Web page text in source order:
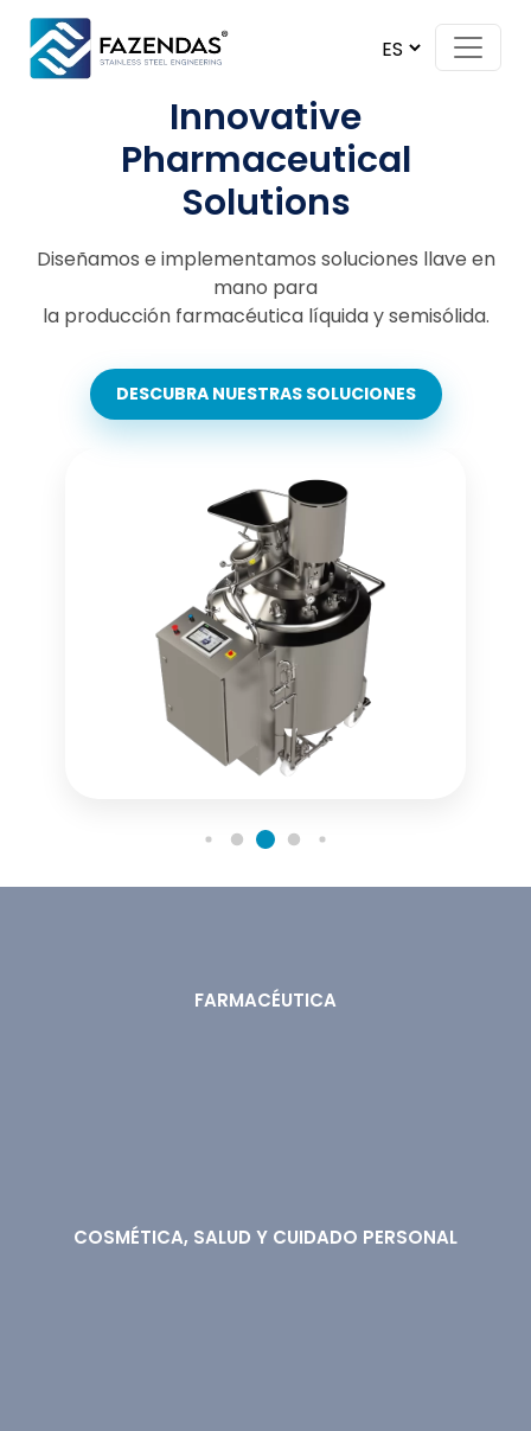
Skip to content
Main Navigation
Innovative
Pharmaceutical
Solutions
Diseñamos e implementamos soluciones llave en
mano para
la producción farmacéutica líquida y semisólida.
DESCUBRA NUESTRAS SOLUCIONES
FARMACÉUTICA
COSMÉTICA, SALUD Y CUIDADO PERSONAL